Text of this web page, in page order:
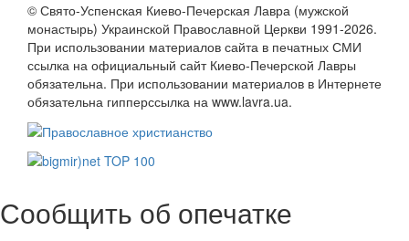
© Свято-Успенская Киево-Печерская Лавра (мужской
монастырь) Украинской Православной Церкви 1991-2026.
При использовании материалов сайта в печатных СМИ
ссылка на официальный сайт Киево-Печерской Лавры
обязательна. При использовании материалов в Интернете
обязательна гипперссылка на www.lavra.ua.
Сообщить об опечатке